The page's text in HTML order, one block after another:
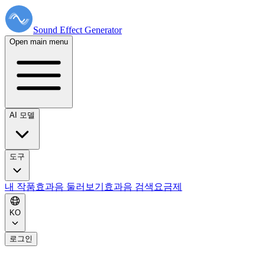
Sound Effect Generator
Open main menu
AI 모델
도구
내 작품효과음 둘러보기 효과음 검색 요금제
KO
로그인